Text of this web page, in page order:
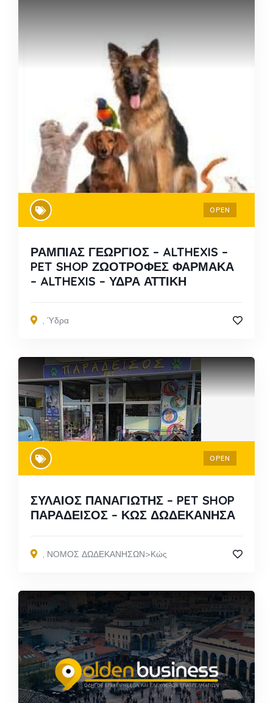
OPEN
ΡΑΜΠΙΑΣ ΓΕΩΡΓΙΟΣ – ALTHEXIS –
PET SHOP ΖΩΟΤΡΟΦΕΣ ΦΑΡΜΑΚΑ
– ALTHEXIS – ΥΔΡΑ ΑΤΤΙΚΗ
, Ύδρα
OPEN
ΣΥΛΑΙΟΣ ΠΑΝΑΓΙΩΤΗΣ – PET SHOP
ΠΑΡΑΔΕΙΣΟΣ – ΚΩΣ ΔΩΔΕΚΑΝΗΣΑ
, ΝΟΜΟΣ ΔΩΔΕΚΑΝΗΣΩΝ>Κώς